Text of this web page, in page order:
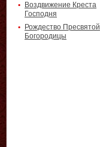
Воздвижение Креста
Господня
Рождество Пресвятой
Богородицы